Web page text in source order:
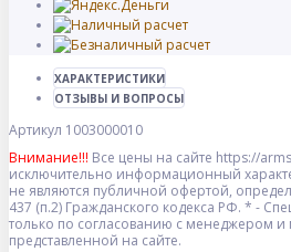
ХАРАКТЕРИСТИКИ
ОТЗЫВЫ И ВОПРОСЫ
Артикул 1003000010
Внимание!!! Все цены на сайте https://
исключительно информационный
не являются публичной офертой,
437 (п.2) Гражданского кодекса РФ. * -
только по согласованию с менеджером и
представленной на сайте.